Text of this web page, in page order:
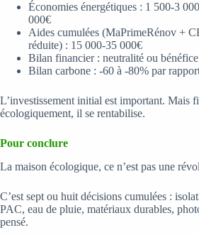
Économies énergétiques : 1 500-3
000€
Aides cumulées (MaPrimeRénov +
réduite) : 15 000-35 000€
Bilan financier : neutralité ou bénéfice
Bilan carbone : -60 à -80% par
L’investissement initial est important. Mais
écologiquement, il se rentabilise.
Pour conclure
La maison écologique, ce n’est pas une
C’est sept ou huit décisions cumulées :
PAC, eau de pluie, matériaux durables,
pensé.